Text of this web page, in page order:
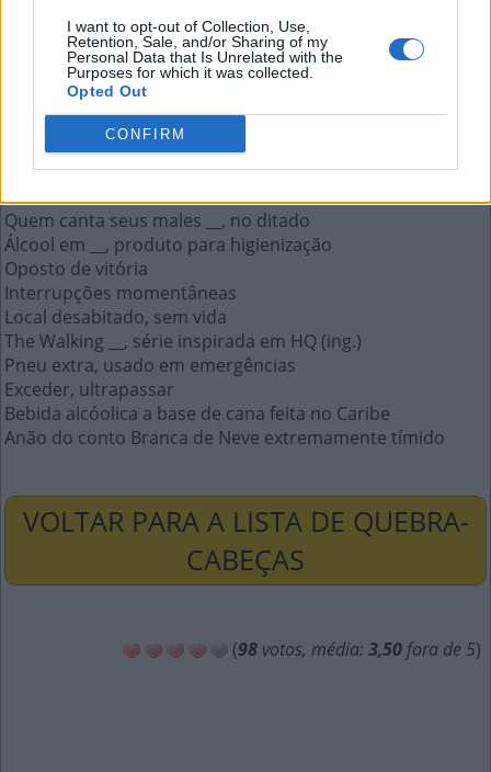
I want to opt-out of Collection, Use,
Retention, Sale, and/or Sharing of my
Personal Data that Is Unrelated with the
Purposes for which it was collected.
Opted Out
CONFIRM
Mais respostas deste quebra-cabeça:
"__ breve", despedida esperançosa
Uma escola de samba é dividida por elas
Sigla inglesa da Agência Espacial Europeia
O que a água é capaz de matar
Odin é o mais sábio e velho deles no mito nórdico
Quem canta seus males __, no ditado
Álcool em __, produto para higienização
Oposto de vitória
Interrupções momentâneas
Local desabitado, sem vida
The Walking __, série inspirada em HQ (ing.)
Pneu extra, usado em emergências
Exceder, ultrapassar
Bebida alcóolica a base de cana feita no Caribe
Anão do conto Branca de Neve extremamente tímido
VOLTAR PARA A LISTA DE QUEBRA-
CABEÇAS
(98 votos, média: 3,50 fora de 5)